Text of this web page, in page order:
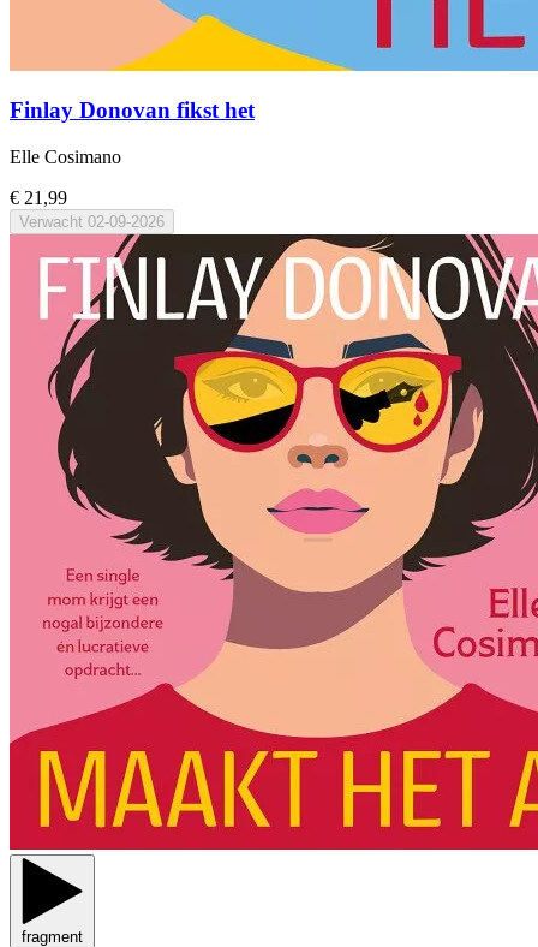
Finlay Donovan fikst het
Elle Cosimano
€ 21,99
Verwacht 02-09-2026
fragment